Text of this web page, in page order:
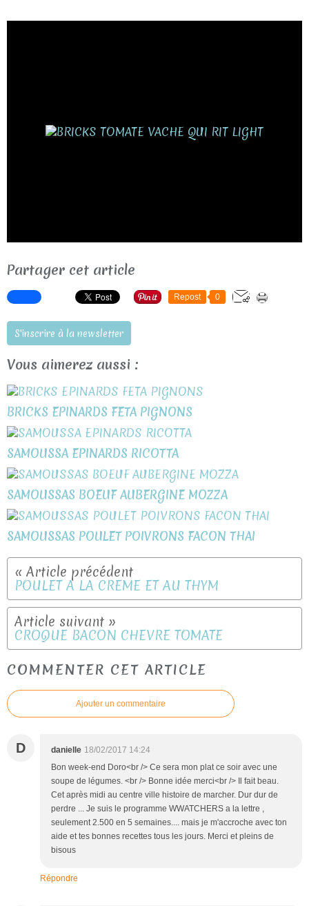
Partager cet article
Repost 0
S'inscrire à la newsletter
Vous aimerez aussi :
BRICKS EPINARDS FETA PIGNONS
SAMOUSSA EPINARDS RICOTTA
SAMOUSSAS BOEUF AUBERGINE MOZZA
SAMOUSSAS POULET POIVRONS FACON THAI
POULET A LA CREME ET AU THYM
CROQUE BACON CHEVRE TOMATE
COMMENTER CET ARTICLE
Ajouter un commentaire
D danielle 18/02/2017 14:24
Bon week-end Doro<br /> Ce sera mon plat ce soir avec une
soupe de légumes. <br /> Bonne idée merci<br /> Il fait beau.
Cet après midi au centre ville histoire de marcher. Dur dur de
perdre ... Je suis le programme WWATCHERS a la lettre ,
seulement 2.500 en 5 semaines.... mais je m'accroche avec ton
aide et tes bonnes recettes tous les jours. Merci et pleins de
bisous
Répondre